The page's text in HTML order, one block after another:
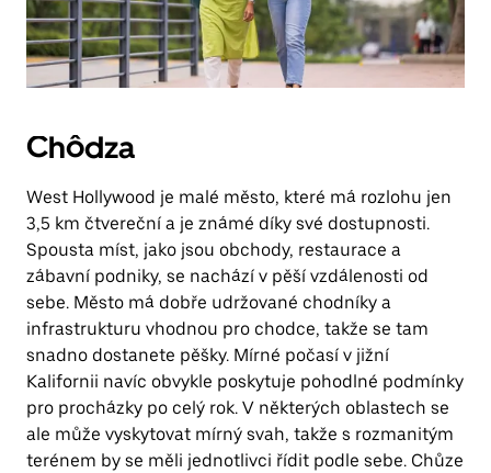
Chôdza
West Hollywood je malé město, které má rozlohu jen
3,5 km čtvereční a je známé díky své dostupnosti.
Spousta míst, jako jsou obchody, restaurace a
zábavní podniky, se nachází v pěší vzdálenosti od
sebe. Město má dobře udržované chodníky a
infrastrukturu vhodnou pro chodce, takže se tam
snadno dostanete pěšky. Mírné počasí v jižní
Kalifornii navíc obvykle poskytuje pohodlné podmínky
pro procházky po celý rok. V některých oblastech se
ale může vyskytovat mírný svah, takže s rozmanitým
terénem by se měli jednotlivci řídit podle sebe. Chůze